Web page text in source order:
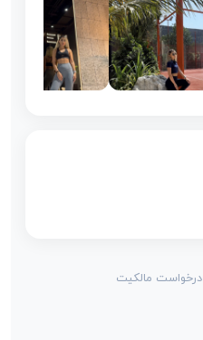
درخواست مالکیت